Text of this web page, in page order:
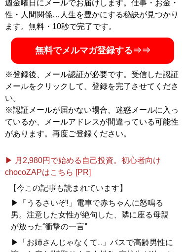
週金曜日にメールでお届けします。仕事・お金・
性・人間関係…人生を豊かにする秘訣が見つかり
ます。無料・10秒で完了です。
無料でメルマガ登録する⇒⇒
※登録後、メール認証が必要です。受信した認証
メールをクリックして、登録を完了させてくださ
い。
※認証メールが届かない場合、迷惑メールに入っ
ているか、メールアドレスが間違っている可能性
があります。再度ご登録ください。
▶ 月2,980円で始める自己投資。初心者向け
chocoZAPはこちら [PR]
【今この記事も読まれています】
▶「うるさいぞ!」電車で赤ちゃんに怒鳴る
男。注意した女性が絶句した、隣に座る母親
が放った“衝撃の一言”
▶「お姉さんじゃなくて...」バスで高齢男性に